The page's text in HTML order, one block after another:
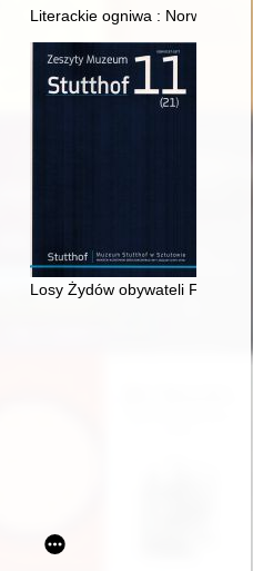
i asymilacji Żydów w
Literackie ogniwa : Norwid i
archiwalnymi w archiwach
Losy Żydów obywateli Francji
bohaterach stanu wojennego